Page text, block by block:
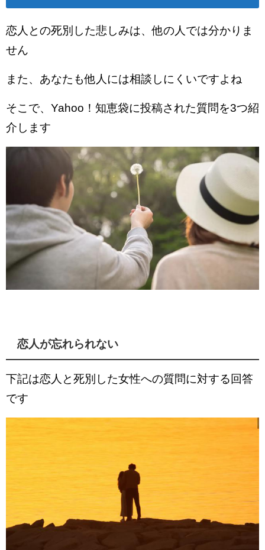
恋人との死別した悲しみは、他の人では分かりま
せん
また、あなたも他人には相談しにくいですよね
そこで、Yahoo！知恵袋に投稿された質問を3つ紹
介します
恋人が忘れられない
下記は恋人と死別した女性への質問に対する回答
です